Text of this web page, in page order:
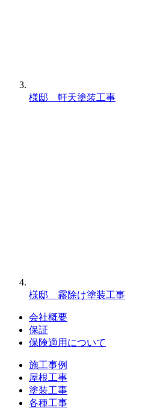
様邸 軒天塗装工事
様邸 霧除け塗装工事
会社概要
保証
保険適用について
施工事例
屋根工事
塗装工事
各種工事